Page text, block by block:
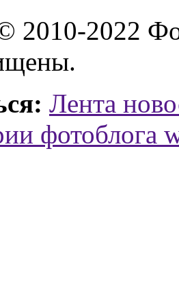
2010-2022
Лента
фотоблога